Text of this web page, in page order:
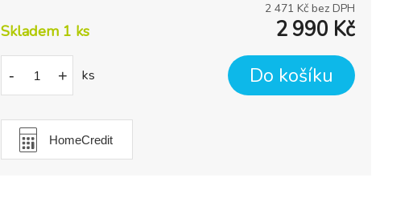
2 471 Kč bez DPH
Skladem 1 ks 2 990 Kč
- + ks Do košíku
HomeCredit